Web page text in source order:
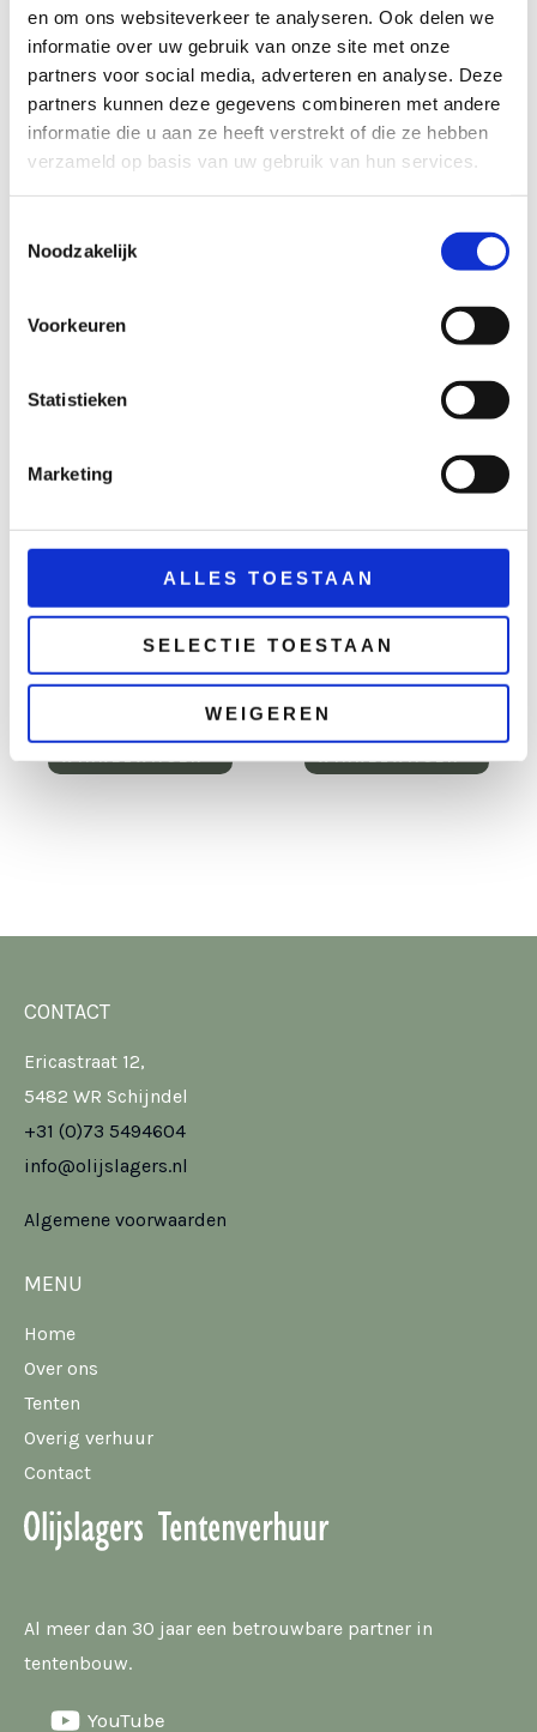
en om ons websiteverkeer te analyseren. Ook delen we
informatie over uw gebruik van onze site met onze
partners voor social media, adverteren en analyse. Deze
partners kunnen deze gegevens combineren met andere
informatie die u aan ze heeft verstrekt of die ze hebben
verzameld op basis van uw gebruik van hun services.
Noodzakelijk
Voorkeuren
Statistieken
Marketing
ALLES TOESTAAN
SELECTIE TOESTAAN
WEIGEREN
€2,65 excl. BTW
TOEVOEGEN
AAN
WINKELWAGEN
mixed wood 80×120
cm
€42,50 excl. BTW
TOEVOEGEN
AAN
Hout
steigerhout 80×180
€52,50 excl. BTW
AAN
Meubilair
Statafel
steigerhout wit
90×130 cm
€47,50 excl. BTW
AAN
CONTACT
Ericastraat 12,
5482 WR Schijndel
+31 (0)73 5494604
info@olijslagers.nl
Algemene voorwaarden
MENU
Home
Over ons
Tenten
Overig verhuur
Contact
Al meer dan 30 jaar een betrouwbare partner in
tentenbouw.
YouTube